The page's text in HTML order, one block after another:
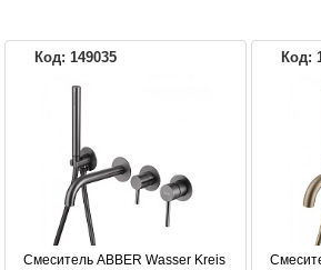
Код: 149035
Смеситель ABBER Wasser Kreis
Код: